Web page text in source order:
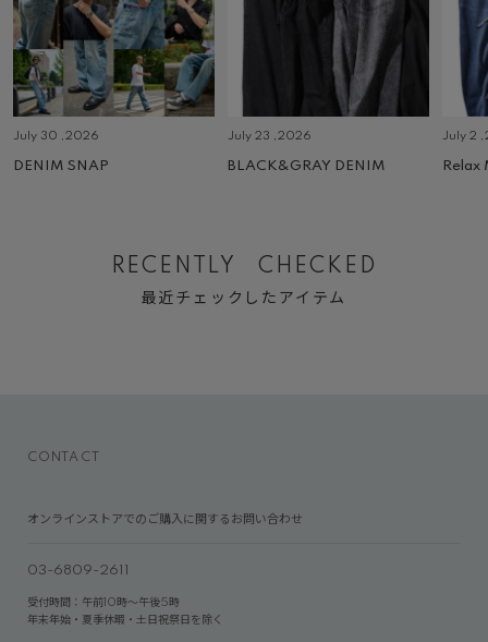
July 30 ,2026
DENIM SNAP
July 23 ,2026
BLACK&GRAY DENIM
July 2
Relax
RECENTLY CHECKED
最近チェックしたアイテム
CONTACT
オンラインストアでのご購入に関するお問い合わせ
03-6809-2611
受付時間：午前10時～午後5時
年末年始・夏季休暇・土日祝祭日を除く